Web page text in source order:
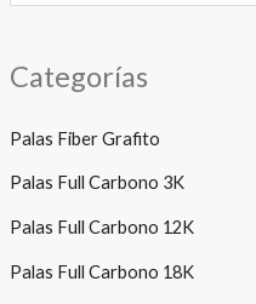
Categorías
Palas Fiber Grafito
Palas Full Carbono 3K
Palas Full Carbono 12K
Palas Full Carbono 18K